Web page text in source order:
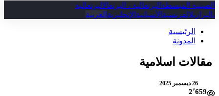
الصينية المبسطة البرتغالية ، البرتغالالبرتغالية
،البرازيلالفرنسية الأسبانية الإنجليزية العربية
الرئيسية
المدونة
مقالات اسلامية
26 ديسمبر 2025
2٬659